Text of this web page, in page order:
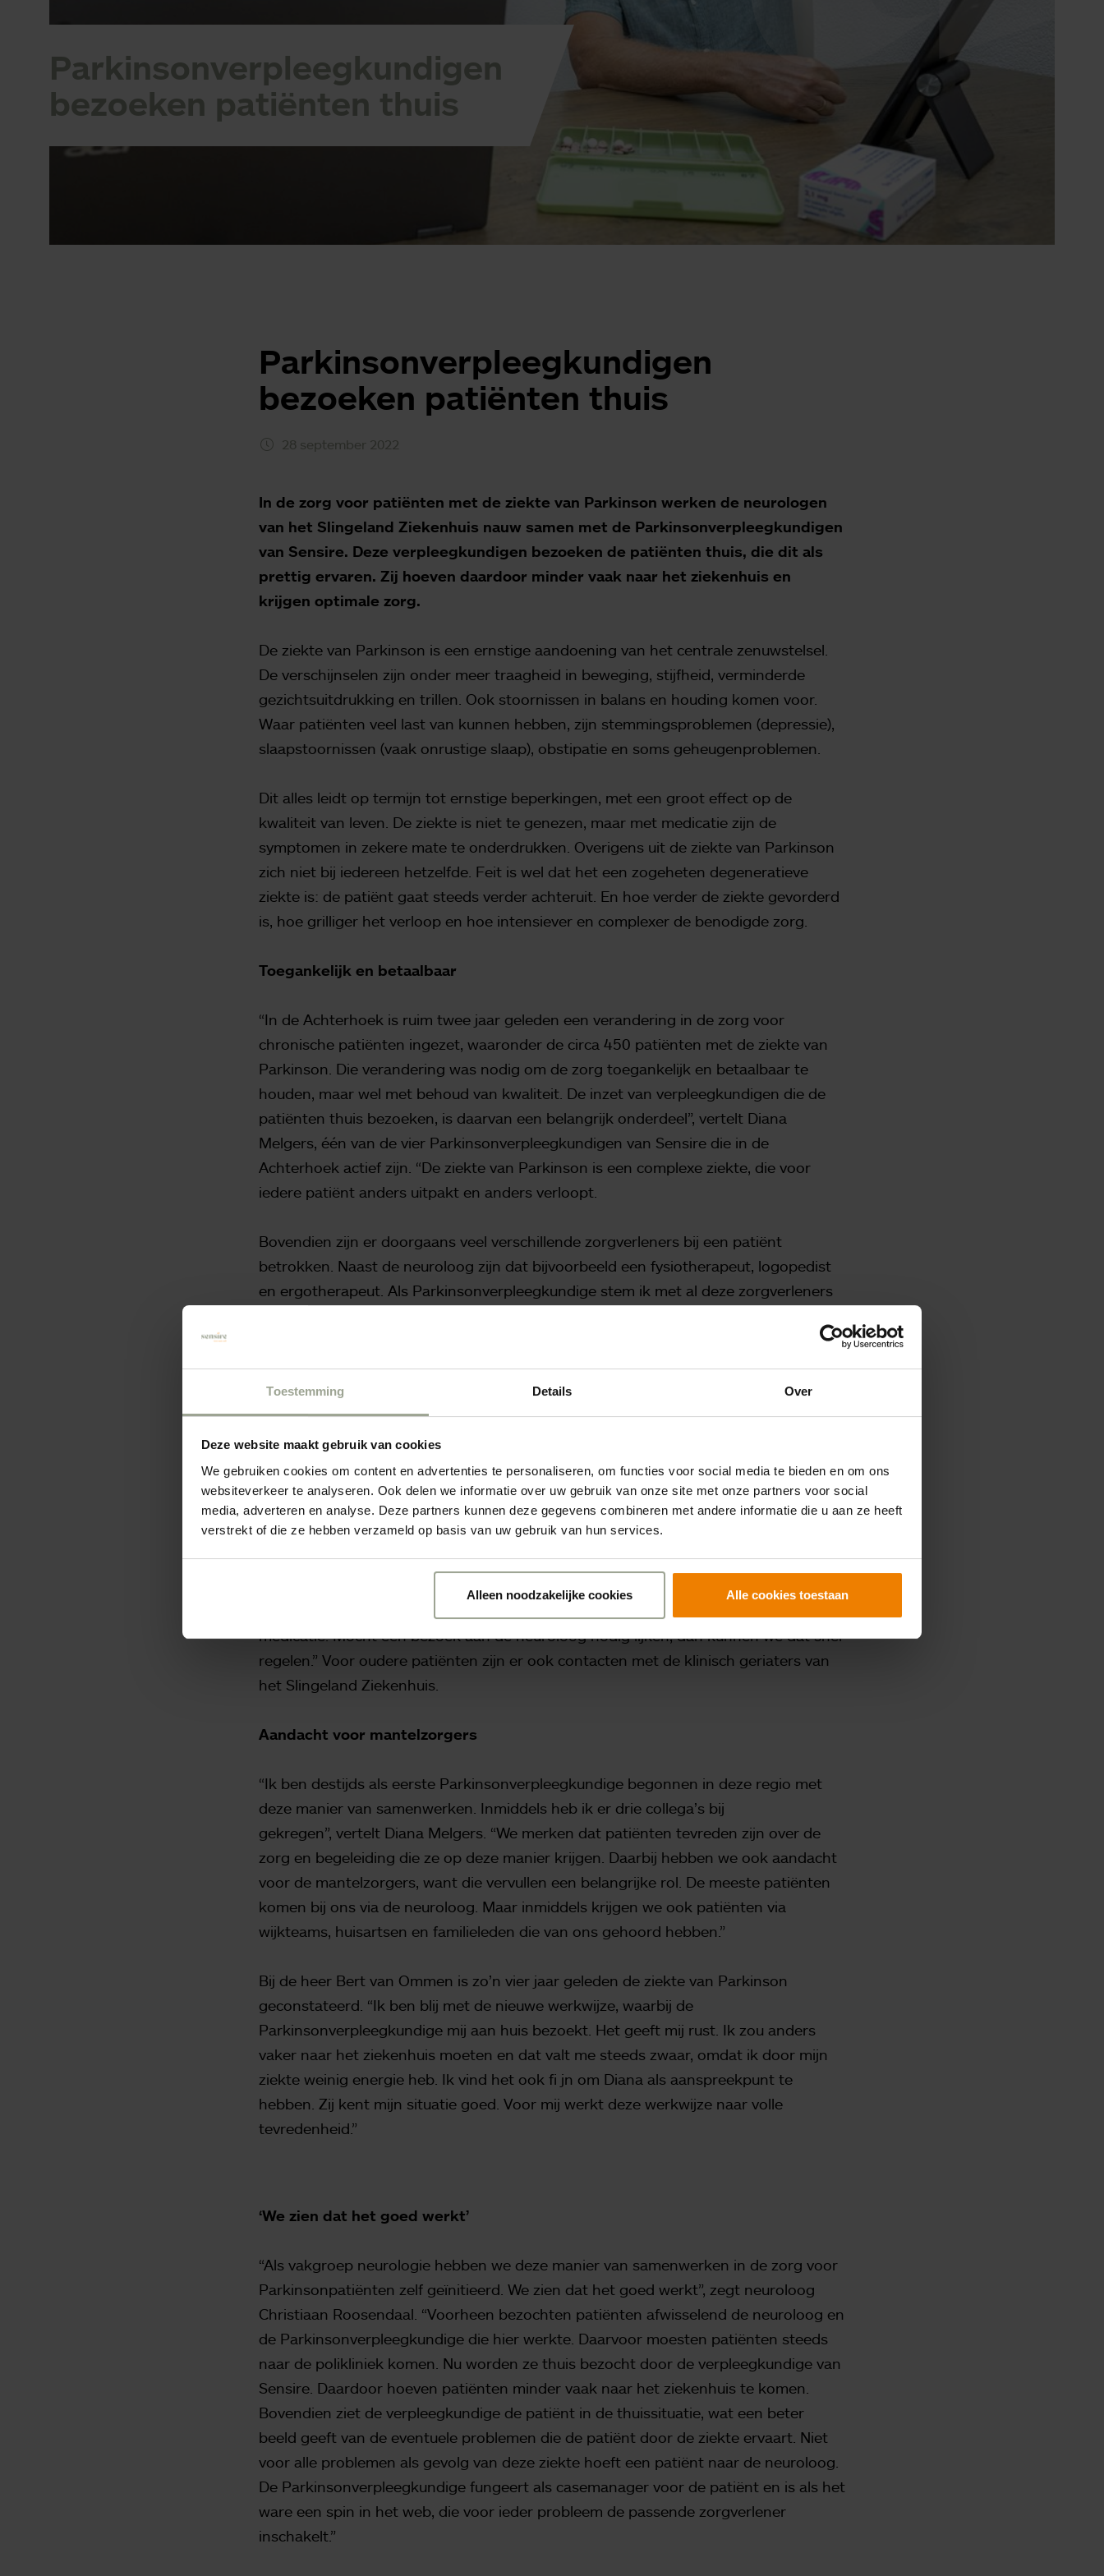
Toestemming Details Over
Deze website maakt gebruik van cookies
We gebruiken cookies om content en advertenties te personaliseren, om functies voor social media te bieden en om ons
websiteverkeer te analyseren. Ook delen we informatie over uw gebruik van onze site met onze partners voor social
media, adverteren en analyse. Deze partners kunnen deze gegevens combineren met andere informatie die u aan ze heeft
verstrekt of die ze hebben verzameld op basis van uw gebruik van hun services.
Alleen noodzakelijke cookies Alle cookies toestaan
Ontdek onze zorgzoeker
Hulp nodig bij het
vinden van de
juiste zorg?
Direct contact
Parkinsonverpleegkundigen
bezoeken patiënten thuis
Parkinsonverpleegkundigen
bezoeken patiënten thuis
28 september 2022
In de zorg voor patiënten met de ziekte van Parkinson werken de neurologen
van het Slingeland Ziekenhuis nauw samen met de Parkinsonverpleegkundigen
van Sensire. Deze verpleegkundigen bezoeken de patiënten thuis, die dit als
prettig ervaren. Zij hoeven daardoor minder vaak naar het ziekenhuis en
krijgen optimale zorg.
De ziekte van Parkinson is een ernstige aandoening van het centrale zenuwstelsel.
De verschijnselen zijn onder meer traagheid in beweging, stijfheid, verminderde
gezichtsuitdrukking en trillen. Ook stoornissen in balans en houding komen voor.
Waar patiënten veel last van kunnen hebben, zijn stemmingsproblemen (depressie),
slaapstoornissen (vaak onrustige slaap), obstipatie en soms geheugenproblemen.
Dit alles leidt op termijn tot ernstige beperkingen, met een groot effect op de
kwaliteit van leven. De ziekte is niet te genezen, maar met medicatie zijn de
symptomen in zekere mate te onderdrukken. Overigens uit de ziekte van Parkinson
zich niet bij iedereen hetzelfde. Feit is wel dat het een zogeheten degeneratieve
ziekte is: de patiënt gaat steeds verder achteruit. En hoe verder de ziekte gevorderd
is, hoe grilliger het verloop en hoe intensiever en complexer de benodigde zorg.
Toegankelijk en betaalbaar
“In de Achterhoek is ruim twee jaar geleden een verandering in de zorg voor
chronische patiënten ingezet, waaronder de circa 450 patiënten met de ziekte van
Parkinson. Die verandering was nodig om de zorg toegankelijk en betaalbaar te
houden, maar wel met behoud van kwaliteit. De inzet van verpleegkundigen die de
patiënten thuis bezoeken, is daarvan een belangrijk onderdeel”, vertelt Diana
Melgers, één van de vier Parkinsonverpleegkundigen van Sensire die in de
Achterhoek actief zijn. “De ziekte van Parkinson is een complexe ziekte, die voor
iedere patiënt anders uitpakt en anders verloopt.
Bovendien zijn er doorgaans veel verschillende zorgverleners bij een patiënt
betrokken. Naast de neuroloog zijn dat bijvoorbeeld een fysiotherapeut, logopedist
en ergotherapeut. Als Parkinsonverpleegkundige stem ik met al deze zorgverleners
Contact met neuroloog
Parkinsonverpleegkundige Diana Melgers en haar collega’s bezoeken de patiënten
thuis. “Een voordeel hiervan is dat we de patiënt in zijn of haar thuissituatie zien en
ook met de naasten kunnen praten. Dat geeft een goed beeld van de patiënt. Samen
met de patiënt bespreek ik wat deze belangrijk vindt en hoe we dit kunnen
realiseren, door de zorgverlening daar op af te stemmen.”
Ook kijkt de verpleegkundige naar het verloop van de ziekte en of eventueel de
medicatie aangepast moet worden. “Dit stem ik dan af met de neuroloog. Doordat ik
medicatie. Mocht een bezoek aan de neuroloog nodig lijken, dan kunnen we dat snel
regelen.” Voor oudere patiënten zijn er ook contacten met de klinisch geriaters van
het Slingeland Ziekenhuis.
Aandacht voor mantelzorgers
“Ik ben destijds als eerste Parkinsonverpleegkundige begonnen in deze regio met
deze manier van samenwerken. Inmiddels heb ik er drie collega’s bij
gekregen”, vertelt Diana Melgers. “We merken dat patiënten tevreden zijn over de
zorg en begeleiding die ze op deze manier krijgen. Daarbij hebben we ook aandacht
voor de mantelzorgers, want die vervullen een belangrijke rol. De meeste patiënten
komen bij ons via de neuroloog. Maar inmiddels krijgen we ook patiënten via
wijkteams, huisartsen en familieleden die van ons gehoord hebben.”
Bij de heer Bert van Ommen is zo’n vier jaar geleden de ziekte van Parkinson
geconstateerd. “Ik ben blij met de nieuwe werkwijze, waarbij de
Parkinsonverpleegkundige mij aan huis bezoekt. Het geeft mij rust. Ik zou anders
vaker naar het ziekenhuis moeten en dat valt me steeds zwaar, omdat ik door mijn
ziekte weinig energie heb. Ik vind het ook fi jn om Diana als aanspreekpunt te
hebben. Zij kent mijn situatie goed. Voor mij werkt deze werkwijze naar volle
tevredenheid.”
‘We zien dat het goed werkt’
“Als vakgroep neurologie hebben we deze manier van samenwerken in de zorg voor
Parkinsonpatiënten zelf geïnitieerd. We zien dat het goed werkt”, zegt neuroloog
Christiaan Roosendaal. “Voorheen bezochten patiënten afwisselend de neuroloog en
de Parkinsonverpleegkundige die hier werkte. Daarvoor moesten patiënten steeds
naar de polikliniek komen. Nu worden ze thuis bezocht door de verpleegkundige van
Sensire. Daardoor hoeven patiënten minder vaak naar het ziekenhuis te komen.
Bovendien ziet de verpleegkundige de patiënt in de thuissituatie, wat een beter
beeld geeft van de eventuele problemen die de patiënt door de ziekte ervaart. Niet
voor alle problemen als gevolg van deze ziekte hoeft een patiënt naar de neuroloog.
De Parkinsonverpleegkundige fungeert als casemanager voor de patiënt en is als het
ware een spin in het web, die voor ieder probleem de passende zorgverlener
inschakelt.”